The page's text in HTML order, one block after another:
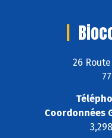
26
Coordonnées